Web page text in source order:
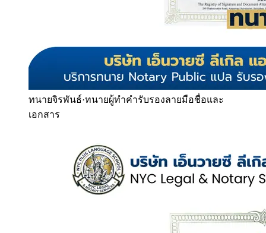
ทนายจิรพันธ์·ทนายผู้ทำคำรับรองลายมือชื่อและ
เอกสาร